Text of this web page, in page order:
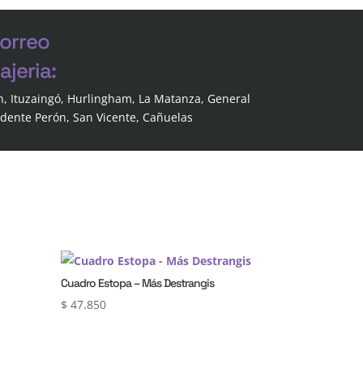
Ituzaingó, Hurlingham, La Matanza, General
Perón, San Vicente, Cañuelas
Cuadro Estopa – Más Destrangis
$ 47.850